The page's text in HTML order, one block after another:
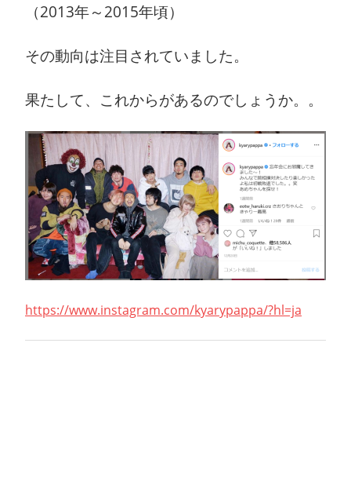
（2013年～2015年頃）
その動向は注目されていました。
果たして、これからがあるのでしょうか。。
https://www.instagram.com/kyarypappa/?hl=ja